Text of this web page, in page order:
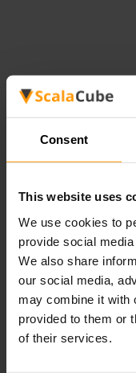
Consent
This website uses
We use cookies to
provide social
We also share
our social media,
may combine it with
provided to them or
of their services.